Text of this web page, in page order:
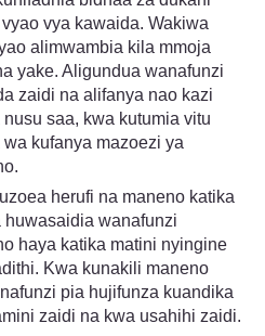
vya kawaida. Wakiwa
alimwambia kila mmoja
yake. Aligundua wanafunzi
zaidi na alifanya nao kazi
saa, kwa kutumia vitu
kufanya mazoezi ya
herufi na maneno katika
wanafunzi
haya katika matini nyingine
Kwa kunakili maneno
pia hujifunza kuandika
zaidi na kwa usahihi zaidi.